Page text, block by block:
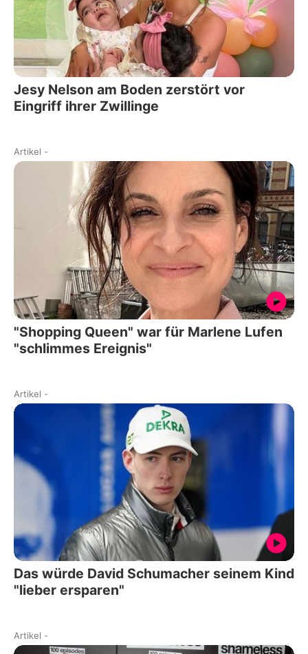
Jesy Nelson am Boden zerstört vor
Eingriff ihrer Zwillinge
Artikel -
"Shopping Queen" war für Marlene Lufen
"schlimmes Ereignis"
Artikel -
Das würde David Schumacher seinem Kind
"lieber ersparen"
Artikel -